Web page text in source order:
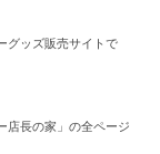
グッズ販売サイトで
店長の家」の全ページ